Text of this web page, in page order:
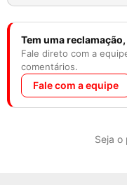
Tem uma
Fale direto com a
comentários.
Fale com a equipe
Seja o